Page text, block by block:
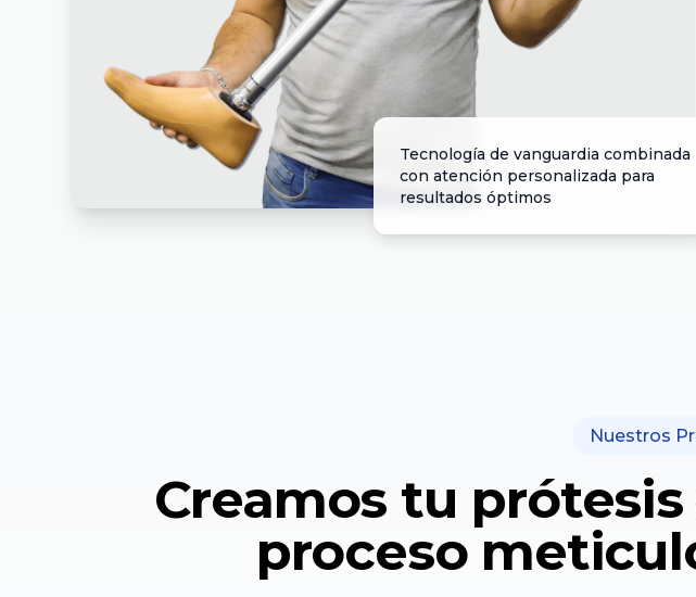
Tecnología de vanguardia combinada
con atención personalizada para
resultados óptimos
Nuestros
Creamos tu
proceso